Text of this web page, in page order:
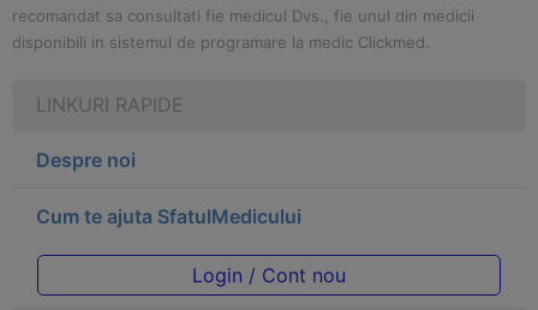
recomandat sa consultati fie medicul Dvs., fie unul din medicii
disponibili in sistemul de programare la medic Clickmed.
LINKURI RAPIDE
Despre noi
Cum te ajuta SfatulMedicului
Login / Cont nou